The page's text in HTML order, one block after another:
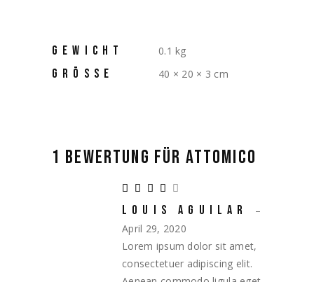
GEWICHT 0.1 kg
GRÖSSE 40 × 20 × 3 cm
1 BEWERTUNG FÜR ATTOMICO
LOUIS AGUILAR
–
April 29, 2020
Lorem ipsum dolor sit amet,
consectetuer adipiscing elit.